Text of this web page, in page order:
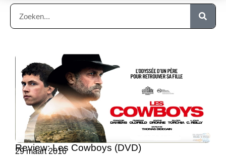
Review: Les Cowboys (DVD)
29 maart 2016